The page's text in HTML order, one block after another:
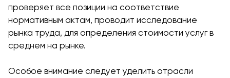
проверяет все позиции на соответствие
нормативным актам, проводит исследование
рынка труда, для определения стоимости услуг в
среднем на рынке.
Особое внимание следует уделить отрасли